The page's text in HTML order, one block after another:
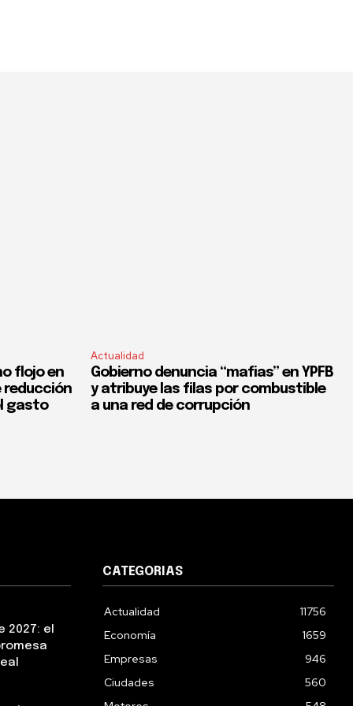
flojo en
reducción
gasto
Actualidad
Gobierno denuncia “mafias” en YPFB
y atribuye las filas por combustible
a una red de corrupción
2027: el
CATEGORIAS
Actualidad
11756
Economía
1659
Empresas
946
Ciudades
560